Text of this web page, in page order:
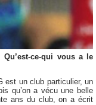
ce-qui vous a le
est un club particulier, un
qu’on a vécu une belle
ans du club, on a écrit